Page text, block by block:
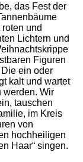
das Fest der
und
Lichtern und
Figuren
ein oder
kalt und wartet
werden. Wir
tauschen
im Kreis
von
hochheiligen
Haar“ singen.